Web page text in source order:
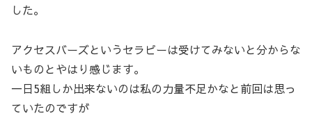
した。
アクセスバーズというセラピーは受けてみないと分からな
いものとやはり感じます。
一日5組しか出来ないのは私の力量不足かなと前回は思っ
ていたのですが